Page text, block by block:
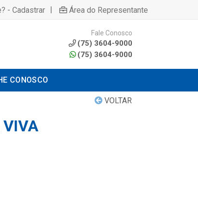
- Cadastrar | Área do Representante
Fale Conosco
(75) 3604-9000
(75) 3604-9000
CONOSCO
VOLTAR
VIVA